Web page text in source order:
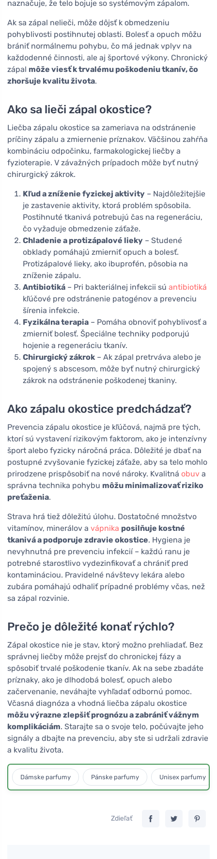
naznačuje, že telo bojuje so systémovým zápalom.
Ak sa zápal nelieči, môže dôjsť k obmedzeniu
pohyblivosti postihnutej oblasti. Bolesť a opuch môžu
brániť normálnemu pohybu, čo má jednak vplyv na
každodenné činnosti, ale aj športové výkony. Chronický
zápal môže viesť k trvalému poškodeniu tkanív, čo
zhoršuje kvalitu života.
Ako sa lieči zápal okostice?
Liečba zápalu okostice sa zameriava na odstránenie
príčiny zápalu a zmiernenie príznakov. Väčšinou zahŕňa
kombináciu odpočinku, farmakologickej liečby a
fyzioterapie. V závažných prípadoch môže byť nutný
chirurgický zákrok.
Kľud a zníženie fyzickej aktivity – Najdôležitejšie
je zastavenie aktivity, ktorá problém spôsobila.
Postihnuté tkanivá potrebujú čas na regeneráciu,
čo vyžaduje obmedzenie záťaže.
Chladenie a protizápalové lieky – Studené
obklady pomáhajú zmierniť opuch a bolesť.
Protizápalové lieky, ako ibuprofén, pôsobia na
zníženie zápalu.
Antibiotiká – Pri bakteriálnej infekcii sú antibiotiká
kľúčové pre odstránenie patogénov a prevenciu
šírenia infekcie.
Fyzikálna terapia – Pomáha obnoviť pohyblivosť a
zmierniť bolesť. Špeciálne techniky podporujú
hojenie a regeneráciu tkanív.
Chirurgický zákrok – Ak zápal pretrváva alebo je
spojený s abscesom, môže byť nutný chirurgický
zákrok na odstránenie poškodenej tkaniny.
Ako zápalu okostice predchádzať?
Prevencia zápalu okostice je kľúčová, najmä pre tých,
ktorí sú vystavení rizikovým faktorom, ako je intenzívny
šport alebo fyzicky náročná práca. Dôležité je dbať na
postupné zvyšovanie fyzickej záťaže, aby sa telo mohlo
prirodzene prispôsobiť na nové nároky. Kvalitná obuv a
správna technika pohybu môžu minimalizovať riziko
preťaženia.
Strava hrá tiež dôležitú úlohu. Dostatočné množstvo
vitamínov, minerálov a vápnika posilňuje kostné
tkanivá a podporuje zdravie okostice. Hygiena je
nevyhnutná pre prevenciu infekcií – každú ranu je
potrebné starostlivo vydezinfikovať a chrániť pred
kontamináciou. Pravidelné návštevy lekára alebo
zubára pomáhajú odhaliť prípadné problémy včas, než
sa zápal rozvinie.
Prečo je dôležité konať rýchlo?
Zápal okostice nie je stav, ktorý možno prehliadať. Bez
správnej liečby môže prejsť do chronickej fázy a
spôsobiť trvalé poškodenie tkanív. Ak na sebe zbadáte
príznaky, ako je dlhodobá bolesť, opuch alebo
začervenanie, neváhajte vyhľadať odbornú pomoc.
Včasná diagnóza a vhodná liečba zápalu okostice
môžu výrazne zlepšiť prognózu a zabrániť vážnym
komplikáciám. Starajte sa o svoje telo, počúvajte jeho
signály a dbajte na prevenciu, aby ste si udržali zdravie
a kvalitu života.
Dámske parfumy Pánske parfumy Unisex parfumy
Zdieľať